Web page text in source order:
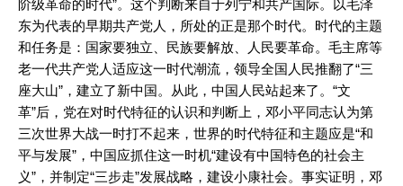
阶级革命的时代”。这个判断来自于列宁和共产国际。以毛泽
东为代表的早期共产党人，所处的正是那个时代。时代的主题
和任务是：国家要独立、民族要解放、人民要革命。毛主席等
老一代共产党人适应这一时代潮流，领导全国人民推翻了“三
座大山”，建立了新中国。从此，中国人民站起来了。“文
革”后，党在对时代特征的认识和判断上，邓小平同志认为第
三次世界大战一时打不起来，世界的时代特征和主题应是“和
平与发展”，中国应抓住这一时机“建设有中国特色的社会主
义”，并制定“三步走”发展战略，建设小康社会。事实证明，邓